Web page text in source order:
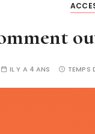
IL Y A 4 ANS TEMPS